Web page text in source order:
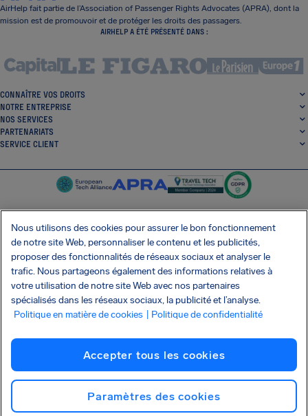
AirHelp fait partie de l’Association of Passenger Rights Advocates (APRA), dont la
mission est de promouvoir et de protéger les droits des passagers.
AIRHELP A ÉTÉ PRÉSENTÉ DANS :
CONNAÎTRE VOS DROITS
NOTRE ENTREPRISE
NOS SERVICES
PARTENARIATS
SERVICE CLIENT
SocialFacebook
SocialTwitter
SocialInstagram
SocialLinkedin
OBTENEZ NOTRE APPLI GRATUITE
Politique de confidentialité Cookies Imprint
Attaque de la chaîne d'approvisionnement Shai-Hulud
Copyright © 2026 AirHelp
Nous utilisons des cookies pour assurer le bon fonctionnement
de notre site Web, personnaliser le contenu et les publicités,
proposer des fonctionnalités de réseaux sociaux et analyser le
trafic. Nous partageons également des informations relatives à
votre utilisation de notre site Web avec nos partenaires
spécialisés dans les réseaux sociaux, la publicité et l’analyse.
Politique en matière de cookies
| Politique de confidentialité
Accepter tous les cookies
Paramètres des cookies